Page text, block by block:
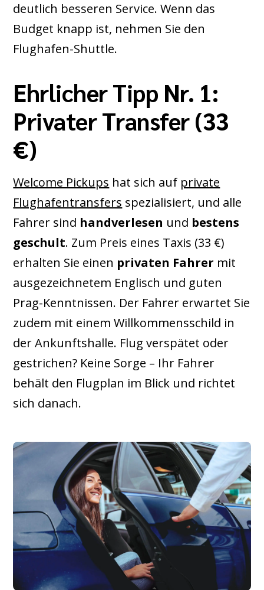
deutlich besseren Service. Wenn das
Budget knapp ist, nehmen Sie den
Flughafen-Shuttle.
Ehrlicher Tipp Nr. 1:
Privater Transfer (33
€)
Welcome Pickups hat sich auf private
Flughafentransfers spezialisiert, und alle
Fahrer sind handverlesen und bestens
geschult. Zum Preis eines Taxis (33 €)
erhalten Sie einen privaten Fahrer mit
ausgezeichnetem Englisch und guten
Prag-Kenntnissen. Der Fahrer erwartet Sie
zudem mit einem Willkommensschild in
der Ankunftshalle. Flug verspätet oder
gestrichen? Keine Sorge – Ihr Fahrer
behält den Flugplan im Blick und richtet
sich danach.